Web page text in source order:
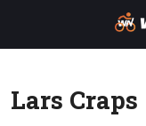
Lars Craps